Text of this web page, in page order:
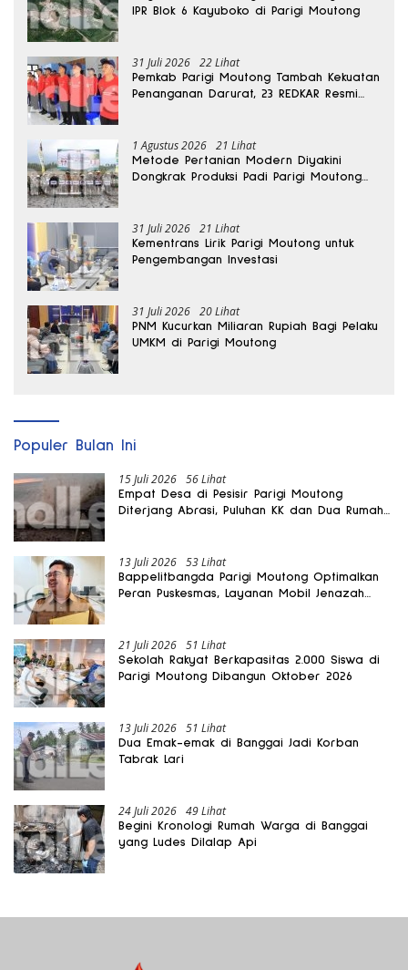
IPR Blok 6 Kayuboko di Parigi Moutong
31 Juli 2026 22 Lihat
Pemkab Parigi Moutong Tambah Kekuatan
Penanganan Darurat, 23 REDKAR Resmi
1 Agustus 2026 21 Lihat
Metode Pertanian Modern Diyakini
Dongkrak Produksi Padi Parigi Moutong
31 Juli 2026 21 Lihat
Kementrans Lirik Parigi Moutong untuk
Pengembangan Investasi
31 Juli 2026 20 Lihat
PNM Kucurkan Miliaran Rupiah Bagi Pelaku
UMKM di Parigi Moutong
Populer Bulan Ini
15 Juli 2026 56 Lihat
Empat Desa di Pesisir Parigi Moutong
Diterjang Abrasi, Puluhan KK dan Dua Rumah
13 Juli 2026 53 Lihat
Bappelitbangda Parigi Moutong Optimalkan
Peran Puskesmas, Layanan Mobil Jenazah
21 Juli 2026 51 Lihat
Sekolah Rakyat Berkapasitas 2.000 Siswa di
Parigi Moutong Dibangun Oktober 2026
13 Juli 2026 51 Lihat
Dua Emak-emak di Banggai Jadi Korban
Tabrak Lari
24 Juli 2026 49 Lihat
Begini Kronologi Rumah Warga di Banggai
yang Ludes Dilalap Api